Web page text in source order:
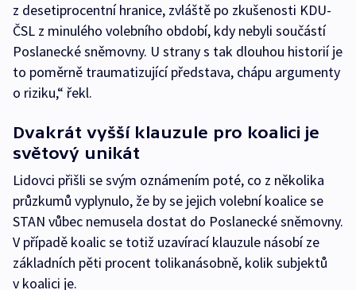
z desetiprocentní hranice, zvláště po zkušenosti KDU-
ČSL z minulého volebního období, kdy nebyli součástí
Poslanecké sněmovny. U strany s tak dlouhou historií je
to poměrně traumatizující představa, chápu argumenty
o riziku,“ řekl.
Dvakrát vyšší klauzule pro koalici je
světový unikát
Lidovci přišli se svým oznámením poté, co z několika
průzkumů vyplynulo, že by se jejich volební koalice se
STAN vůbec nemusela dostat do Poslanecké sněmovny.
V případě koalic se totiž uzavírací klauzule násobí ze
základních pěti procent tolikanásobně, kolik subjektů
v koalici je.